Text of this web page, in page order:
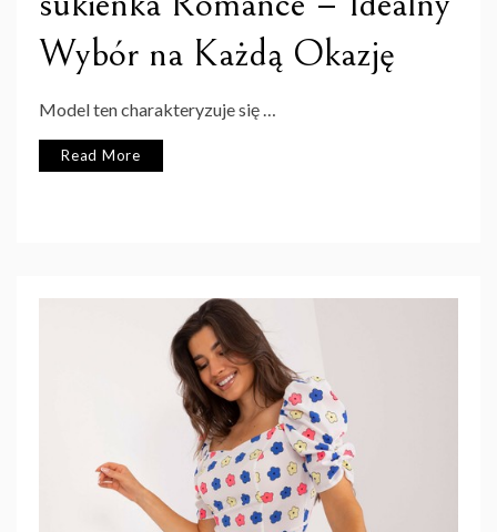
Wybór na Każdą Okazję
Model ten charakteryzuje się …
Read More